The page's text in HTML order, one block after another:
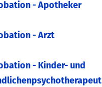
- Apotheker
- Arzt
- Kinder- und